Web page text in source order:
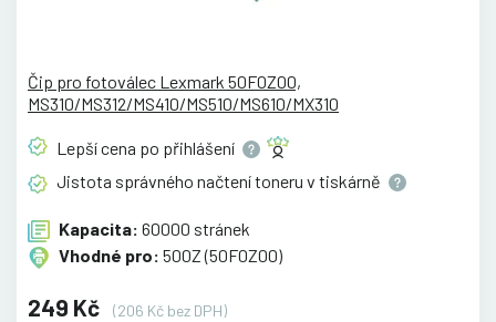
Čip pro fotoválec Lexmark 50F0Z00,
MS310/MS312/MS410/MS510/MS610/MX310
Lepší cena po přihlášení
Jistota správného načtení toneru v tiskárně
Kapacita: 60000 stránek
Vhodné pro: 500Z (50F0Z00)
249 Kč
(206 Kč bez DPH)